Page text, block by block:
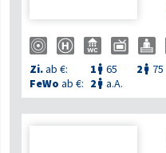
Zi.ab €: 1  65 2  75
FeWo ab €: 2  a.A.